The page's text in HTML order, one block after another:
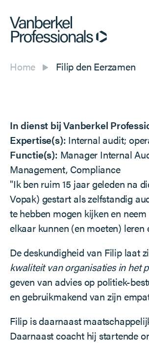
Home Filip den Eerzamen
In dienst bij Vanberkel
Expertise(s): Internal audit;
Functie(s): Manager Internal
Management, Compliance
"Ik ben ruim 15 jaar geleden na
Vopak) gestart als zelfstandig
te hebben mogen kijken en
elkaar kunnen (en moeten)
De deskundigheid van Filip laat
kwaliteit van organisaties in het
geven van advies op politiek-
en gebruikmakend van zijn
Filip is daarnaast
Daarnaast coacht hij startende